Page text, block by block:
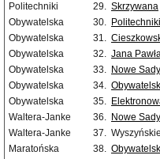
Politechniki 29. Skrzywana
Obywatelska
30. Politechniki
Obywatelska
31.
Obywatelska
32. Jana Pawła
Obywatelska
33. Nowe Sady
Obywatelska
34.
Obywatelska
35.
Waltera-Janke
36. Nowe
Waltera-Janke
37.
Maratońska
38.